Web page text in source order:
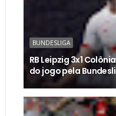
BUNDESLIGA
RB Leipzig 3x1
do jogo pela